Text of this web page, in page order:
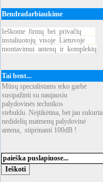
Bendradarbiaukime
Ieškome firmų bei privačių
instaliuotojų visoje Lietuvoje
montavimui antenų ir komplektų
Tai bent...
Mūsų specialistams teko garbė
susipažinti su naujausiu
palydovinės technikos
stebuklu. Neįtikėtina, bet jau sukurta
nedidelių matmenų palydovinė
antena, stiprinanti 100dB !